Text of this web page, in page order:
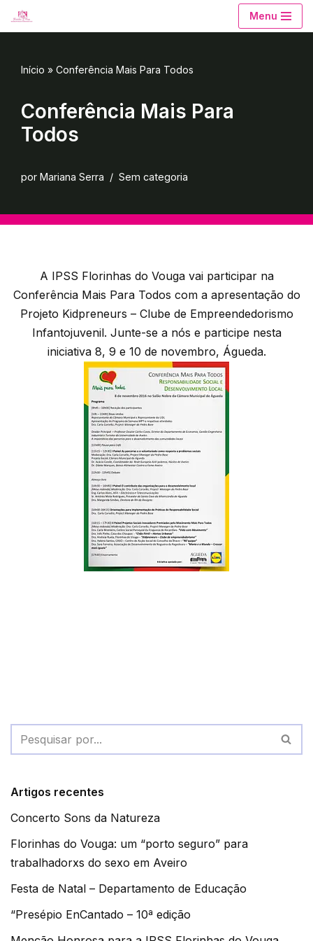
Menu
Início » Conferência Mais Para Todos
Conferência Mais Para
Todos
por Mariana Serra Sem categoria
A IPSS Florinhas do Vouga vai participar na
Conferência Mais Para Todos com a apresentação do
Projeto Kidpreneurs – Clube de Empreendedorismo
Infantojuvenil. Junte-se a nós e participe nesta
iniciativa 8, 9 e 10 de novembro, Águeda.
Artigos recentes
Concerto Sons da Natureza
Florinhas do Vouga: um “porto seguro” para
trabalhadorxs do sexo em Aveiro
Festa de Natal – Departamento de Educação
“Presépio EnCantado – 10ª edição